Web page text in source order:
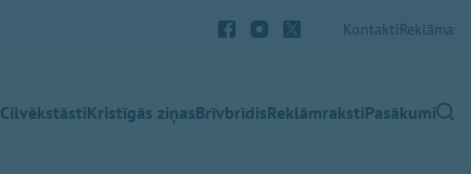
KontaktiReklāma
CilvēkstāstiKristīgās ziņasBrīvbrīdisReklāmrakstiPasākumi